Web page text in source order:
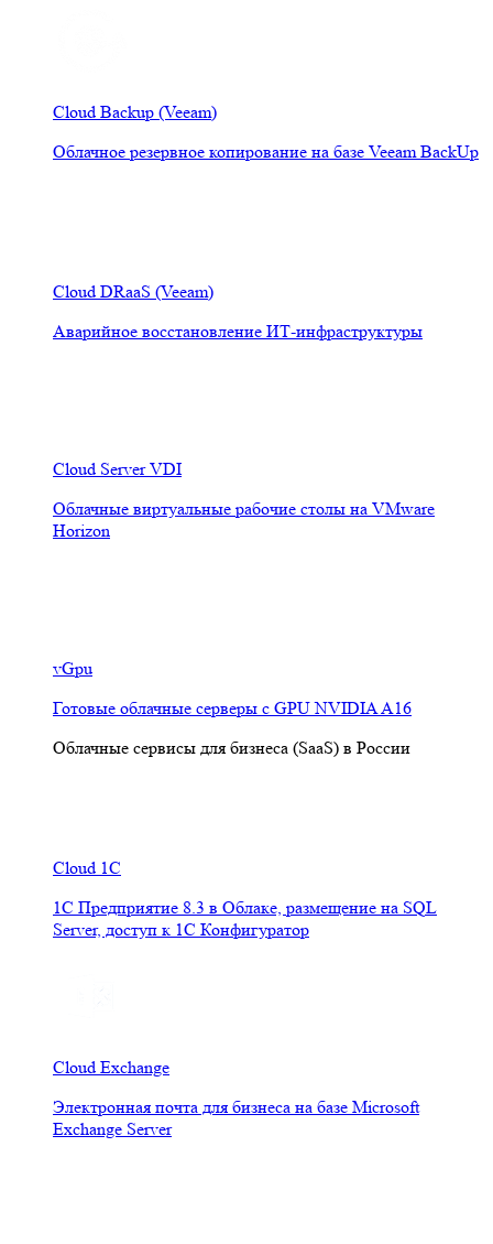
Cloud Backup (Veeam)
Облачное резервное копирование на базе Veeam BackUp
Cloud DRaaS (Veeam)
Аварийное восстановление ИТ-инфраструктуры
Cloud Server VDI
Облачные виртуальные рабочие столы на VMware
Horizon
vGpu
Готовые облачные серверы с GPU NVIDIA A16
Облачные сервисы для бизнеса (SaaS) в России
Cloud 1C
1С Предприятие 8.3 в Облаке, размещение на SQL
Server, доступ к 1С Конфигуратор
Cloud Exchange
Электронная почта для бизнеса на базе Microsoft
Exchange Server